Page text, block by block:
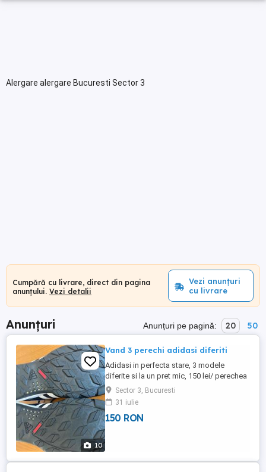
Alergare alergare Bucuresti Sector 3
Cumpără cu livrare, direct din pagina
anunțului. Vezi detalii
Vezi anunțuri
cu livrare
Anunțuri Anunțuri pe pagină: 20 50
10
Vand 3 perechi adidasi diferiti
Adidasi in perfecta stare, 3 modele
diferite si la un pret mic, 150 lei/ perechea
Sector 3, Bucuresti
31 iulie
150 RON